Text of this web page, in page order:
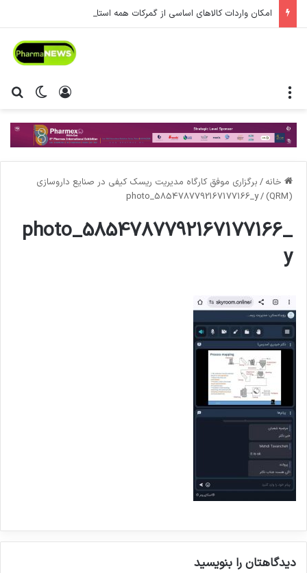
امکان واردات کالاهای اساسی از گمرکات همه استان‌ها فراهم شد.
تغییر ورود
خانه / برگزاری موفق کارگاه مدیریت ریسک کیفی در صنایع داروسازی
(QRM)
/
photo_5854787792167177166_y
photo_5854787792167177166_
y
دیدگاهتان را بنویسید